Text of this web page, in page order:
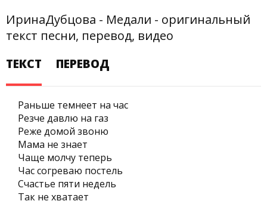
ИринаДубцова - Медали - оригинальный
текст песни, перевод, видео
ТЕКСТ
ПЕРЕВОД
Раньше темнеет на час
Резче давлю на газ
Реже домой звоню
Мама не знает
Чаще молчу теперь
Час согреваю постель
Счастье пяти недель
Так не хватает